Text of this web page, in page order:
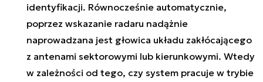
identyfikacji. Równocześnie automatycznie,
poprzez wskazanie radaru nadążnie
naprowadzana jest głowica układu zakłócającego
z antenami sektorowymi lub kierunkowymi. Wtedy
w zależności od tego, czy system pracuje w trybie